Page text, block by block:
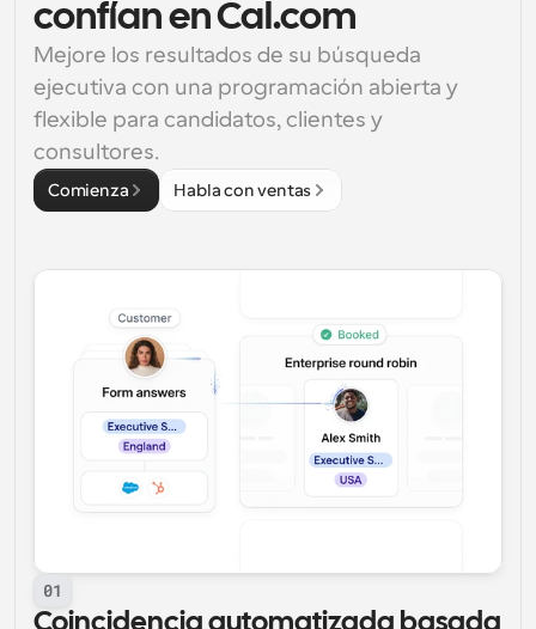
confían en Cal.com
Mejore los resultados de su búsqueda
ejecutiva con una programación abierta y
flexible para candidatos, clientes y
consultores.
Comienza Habla con ventas
01